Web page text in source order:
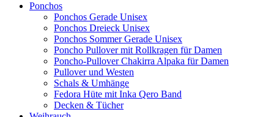
Ponchos
Ponchos Gerade Unisex
Ponchos Dreieck Unisex
Ponchos Sommer Gerade Unisex
Poncho Pullover mit Rollkragen für Damen
Poncho-Pullover Chakirra Alpaka für Damen
Pullover und Westen
Schals & Umhänge
Fedora Hüte mit Inka Qero Band
Decken & Tücher